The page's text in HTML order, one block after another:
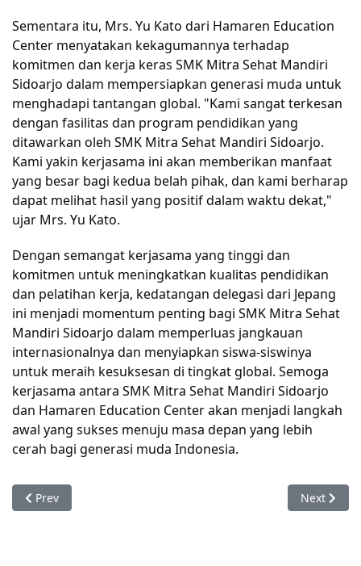
Sementara itu, Mrs. Yu Kato dari Hamaren Education
Center menyatakan kekagumannya terhadap
komitmen dan kerja keras SMK Mitra Sehat Mandiri
Sidoarjo dalam mempersiapkan generasi muda untuk
menghadapi tantangan global. "Kami sangat terkesan
dengan fasilitas dan program pendidikan yang
ditawarkan oleh SMK Mitra Sehat Mandiri Sidoarjo.
Kami yakin kerjasama ini akan memberikan manfaat
yang besar bagi kedua belah pihak, dan kami berharap
dapat melihat hasil yang positif dalam waktu dekat,"
ujar Mrs. Yu Kato.
Dengan semangat kerjasama yang tinggi dan
komitmen untuk meningkatkan kualitas pendidikan
dan pelatihan kerja, kedatangan delegasi dari Jepang
ini menjadi momentum penting bagi SMK Mitra Sehat
Mandiri Sidoarjo dalam memperluas jangkauan
internasionalnya dan menyiapkan siswa-siswinya
untuk meraih kesuksesan di tingkat global. Semoga
kerjasama antara SMK Mitra Sehat Mandiri Sidoarjo
dan Hamaren Education Center akan menjadi langkah
awal yang sukses menuju masa depan yang lebih
cerah bagi generasi muda Indonesia.
Previous article: SMK Mitra Sehat Mandiri Sidoarjo
Prev Next
Next